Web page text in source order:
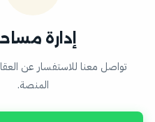
إدارة
تواصل معنا للاستفسار عن
المنصة.